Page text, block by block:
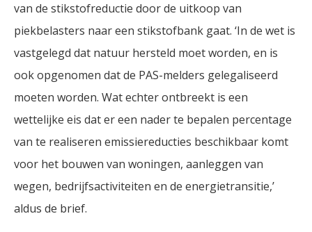
van de stikstofreductie door de uitkoop van
piekbelasters naar een stikstofbank gaat. ‘In de wet is
vastgelegd dat natuur hersteld moet worden, en is
ook opgenomen dat de PAS-melders gelegaliseerd
moeten worden. Wat echter ontbreekt is een
wettelijke eis dat er een nader te bepalen percentage
van te realiseren emissiereducties beschikbaar komt
voor het bouwen van woningen, aanleggen van
wegen, bedrijfsactiviteiten en de energietransitie,’
aldus de brief.